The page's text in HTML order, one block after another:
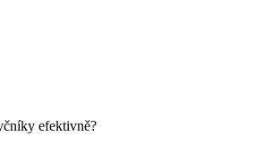
efektivně?